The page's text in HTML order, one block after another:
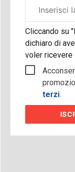
aziendale
Cliccando su
dichiaro di
voler ricevere
terzi.